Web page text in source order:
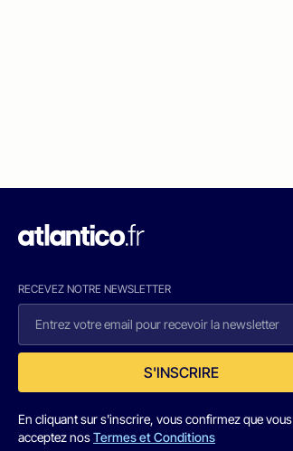
RECEVEZ NOTRE NEWSLETTER
S'INSCRIRE
En cliquant sur s'inscrire, vous confirmez que vous
acceptez nosTermes et Conditions